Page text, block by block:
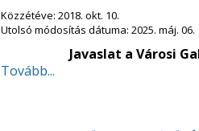
Közzétéve: 2018. okt. 10.
Utolsó módosítás dátuma: 2025. máj. 06.
Javaslat a Városi
Tovább...